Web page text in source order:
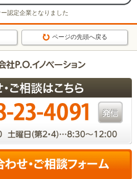
認定企業となりました
ページの先頭へ戻る